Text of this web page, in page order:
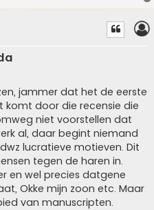
jammer dat het de eerste
door die recensie die
niet voorstellen dat
al, daar begint niemand
lucratieve motieven. Dit
tegen de haren in.
en wel precies datgene
Okke mijn zoon etc. Maar
van manuscripten.